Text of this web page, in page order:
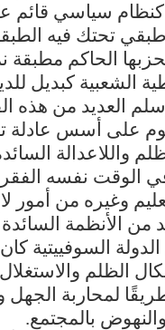
كنظام سياسي
تحتك فيه
الحاكم مطبقة
الشعبية كبديل
العديد من هذه
على أسس عادلة
واللاعدالة
الوقت نفسه الفقر
وغيره من أمور
من الأنظمة
السوفييتية
الظلم والاستغلال
لمحاربة الجهل
بالمجتمع.